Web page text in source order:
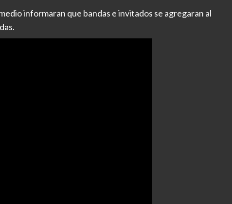
informaran que bandas e invitados se agregaran al